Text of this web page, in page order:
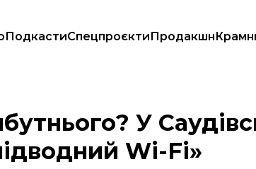
ПодкастиСпецпроєктиПродакшн
«підводний Wi-Fi»
У
Wi-Fi»